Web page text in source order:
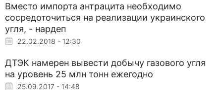
Вместо импорта антрацита необходимо
сосредоточиться на реализации украинского
угля, - нардеп
22.02.2018 - 12:30
ДТЭК намерен вывести добычу газового угля
на уровень 25 млн тонн ежегодно
25.09.2017 - 14:48